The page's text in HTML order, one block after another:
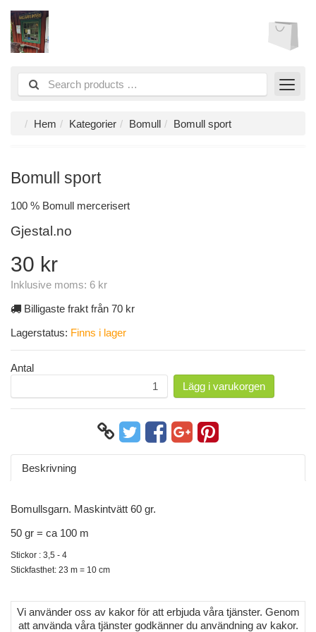
Hem Kategorier Bomull Bomull sport
Bomull sport
100 % Bomull mercerisert
Gjestal.no
30 kr
Inklusive moms: 6 kr
Billigaste frakt från 70 kr
Lagerstatus: Finns i lager
Antal
Lägg i varukorgen
Beskrivning
Bomullsgarn. Maskintvätt 60 gr.
50 gr = ca 100 m
Stickor : 3,5 - 4
Stickfasthet: 23 m = 10 cm
Vi använder oss av kakor för att erbjuda våra tjänster. Genom
att använda våra tjänster godkänner du användning av kakor.